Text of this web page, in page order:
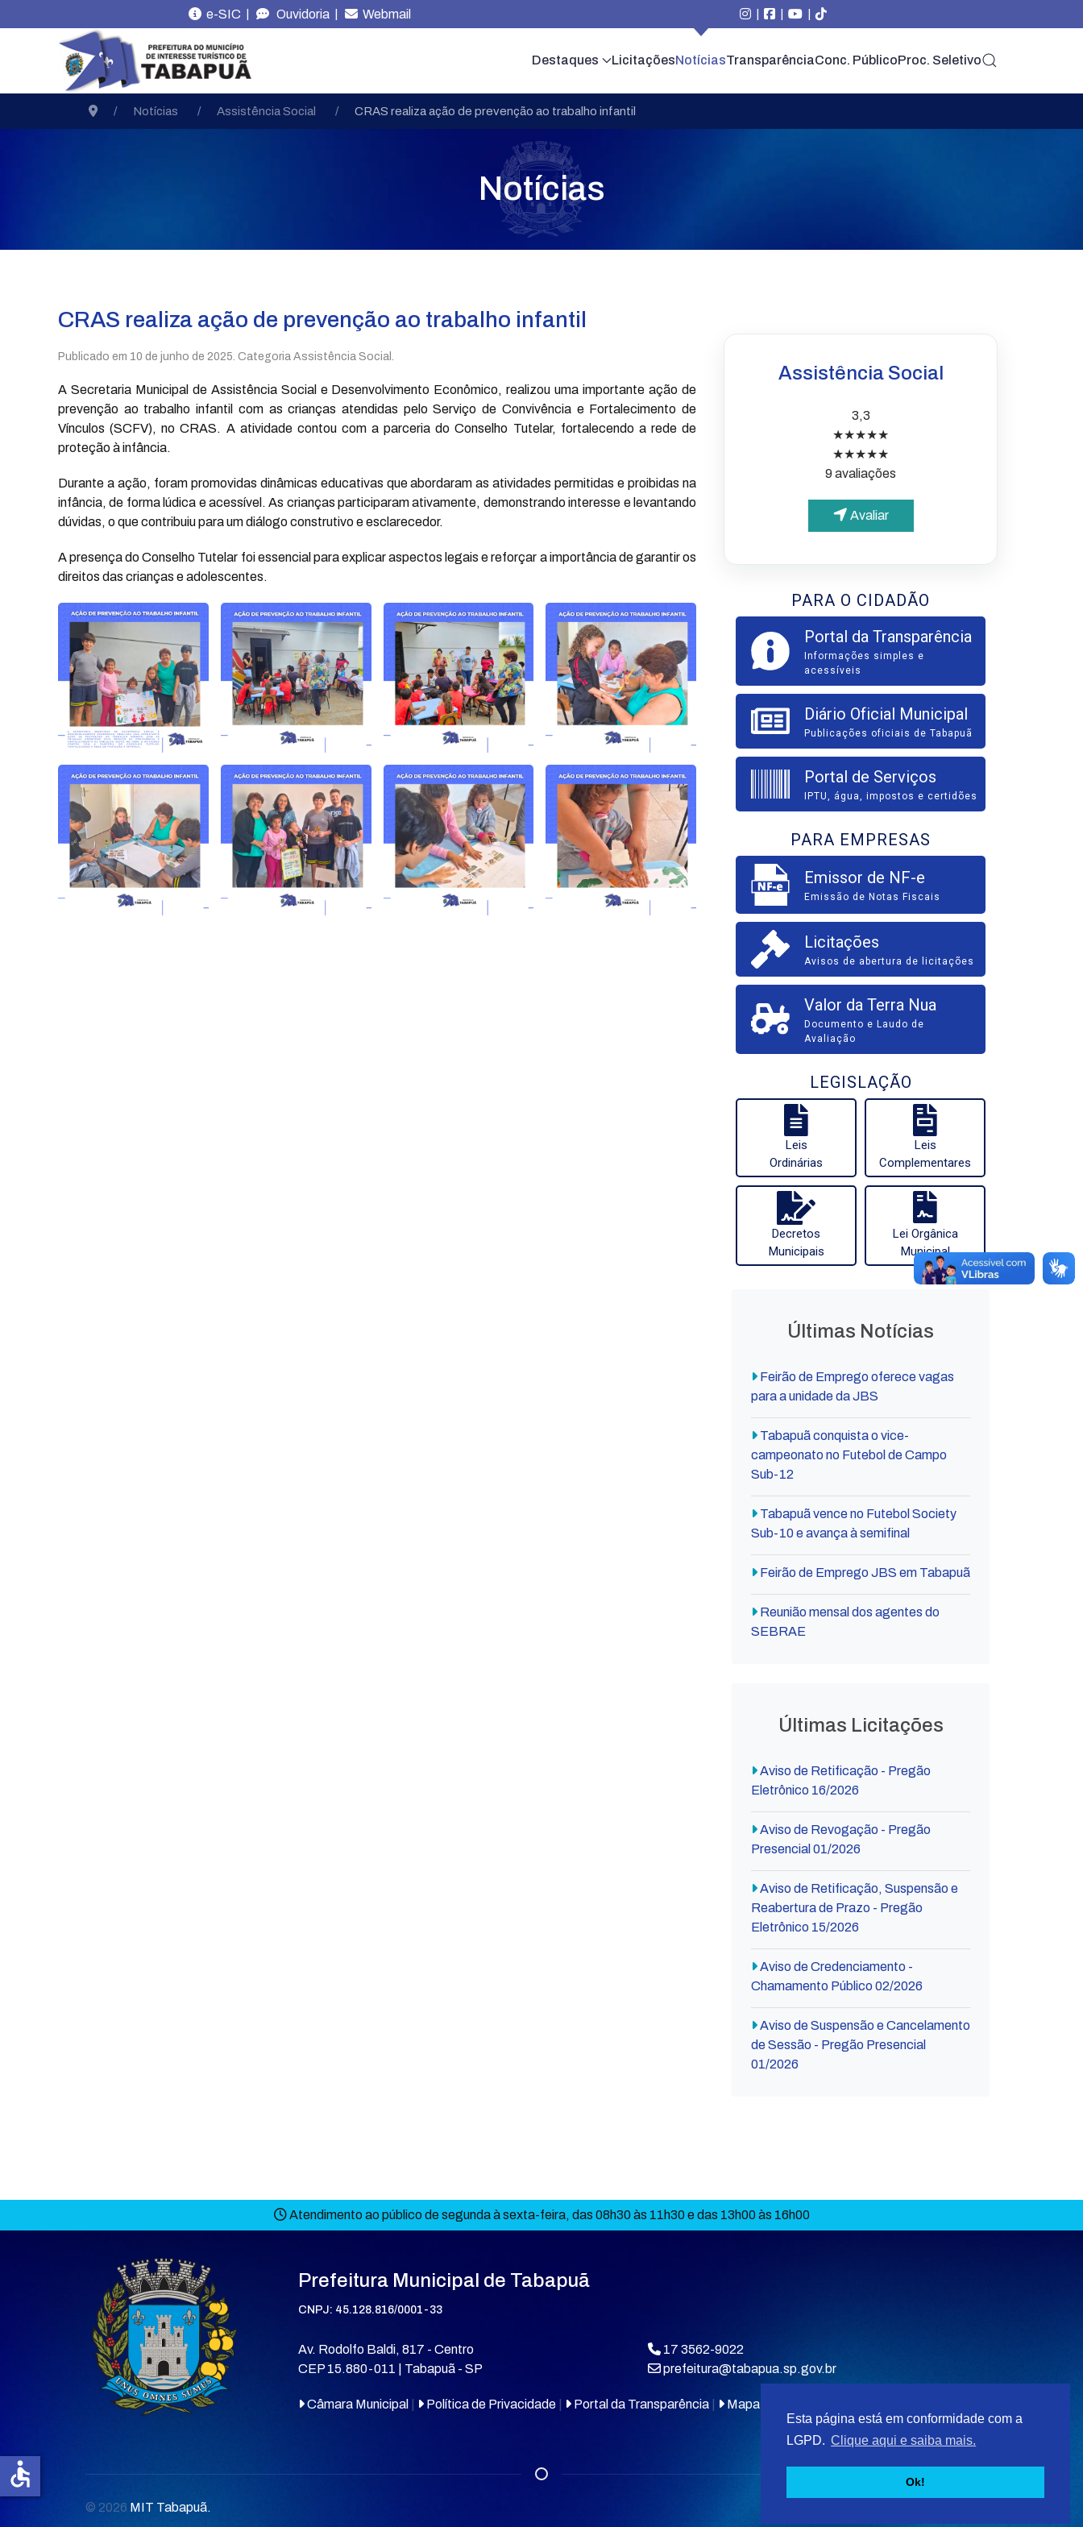
Esta página está em conformidade com a
LGPD. Clique aqui e saiba mais.
Ok!
e-SIC | Ouvidoria | Webmail | | |
Destaques LicitaçõesNotíciasTransparênciaConc. PúblicoProc. Seletivo
Notícias Assistência Social CRAS realiza ação de prevenção ao trabalho infantil
Notícias
CRAS realiza ação de prevenção ao trabalho infantil
Publicado em 10 de junho de 2025 . Categoria Assistência Social.
A Secretaria Municipal de Assistência Social e Desenvolvimento Econômico, realizou uma importante ação de
prevenção ao trabalho infantil com as crianças atendidas pelo Serviço de Convivência e Fortalecimento de
Vínculos (SCFV), no CRAS. A atividade contou com a parceria do Conselho Tutelar, fortalecendo a rede de
proteção à infância.
Durante a ação, foram promovidas dinâmicas educativas que abordaram as atividades permitidas e proibidas na
infância, de forma lúdica e acessível. As crianças participaram ativamente, demonstrando interesse e levantando
dúvidas, o que contribuiu para um diálogo construtivo e esclarecedor.
A presença do Conselho Tutelar foi essencial para explicar aspectos legais e reforçar a importância de garantir os
direitos das crianças e adolescentes.
Assistência Social
3,3
★★★★★
★★★★★
9 avaliações
Avaliar
PARA O CIDADÃO
Portal da Transparência
Informações simples e
acessíveis
Diário Oficial Municipal
Publicações oficiais de Tabapuã
Portal de Serviços
IPTU, água, impostos e certidões
PARA EMPRESAS
Emissor de NF-e
Emissão de Notas Fiscais
Licitações
Avisos de abertura de licitações
Valor da Terra Nua
Documento e Laudo de
Avaliação
LEGISLAÇÃO
Leis
Ordinárias
Leis
Complementares
Decretos
Municipais
Lei Orgânica
Municipal
Últimas Notícias
Feirão de Emprego oferece vagas
para a unidade da JBS
Tabapuã conquista o vice-
campeonato no Futebol de Campo
Sub-12
Tabapuã vence no Futebol Society
Sub-10 e avança à semifinal
Feirão de Emprego JBS em Tabapuã
Reunião mensal dos agentes do
SEBRAE
Últimas Licitações
Aviso de Retificação - Pregão
Eletrônico 16/2026
Aviso de Revogação - Pregão
Presencial 01/2026
Aviso de Retificação, Suspensão e
Reabertura de Prazo - Pregão
Eletrônico 15/2026
Aviso de Credenciamento -
Chamamento Público 02/2026
Aviso de Suspensão e Cancelamento
de Sessão - Pregão Presencial
01/2026
Atendimento ao público de segunda à sexta-feira, das 08h30 às 11h30 e das 13h00 às 16h00
Prefeitura Municipal de Tabapuã
CNPJ: 45.128.816/0001-33
Av. Rodolfo Baldi, 817 - Centro
CEP 15.880-011 | Tabapuã - SP
17 3562-9022
prefeitura@tabapua.sp.gov.br
Câmara Municipal Política de Privacidade Portal da Transparência Mapa do site
© 2026 MIT Tabapuã.
accessible